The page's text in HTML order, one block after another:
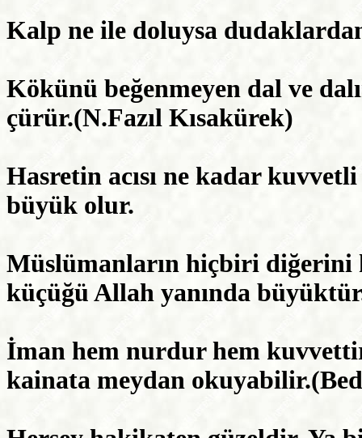
Kalp ne ile doluysa
Kökünü beğenmeyen dal ve
çürür.(N.Fazıl Kısakürek)
Hasretin acısı ne kadar
büyük olur.
Müslümanların hiçbiri diğerini
küçüğü Allah yanında
İman hem nurdur hem
kainata meydan